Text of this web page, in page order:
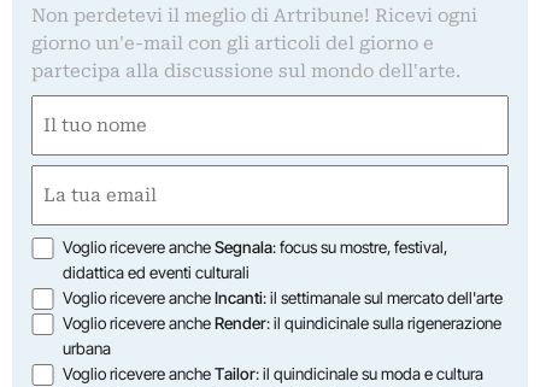
Non perdetevi il meglio di Artribune! Ricevi ogni
giorno un'e-mail con gli articoli del giorno e
partecipa alla discussione sul mondo dell'arte.
(Obbligatorio)
Nome
(Obbligatorio)
Opzioni
Voglio ricevere ancheSegnala: focus su mostre, festival,
didattica ed eventi culturali
Voglio ricevere ancheIncanti: il settimanale sul mercato dell'arte
Voglio ricevere ancheRender: il quindicinale sulla rigenerazione
urbana
Voglio ricevere ancheTailor: il quindicinale su moda e cultura